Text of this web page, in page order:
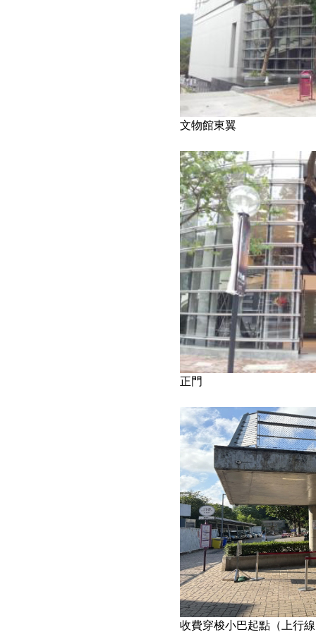
文物館東翼
正門
收費穿梭小巴起點（上行